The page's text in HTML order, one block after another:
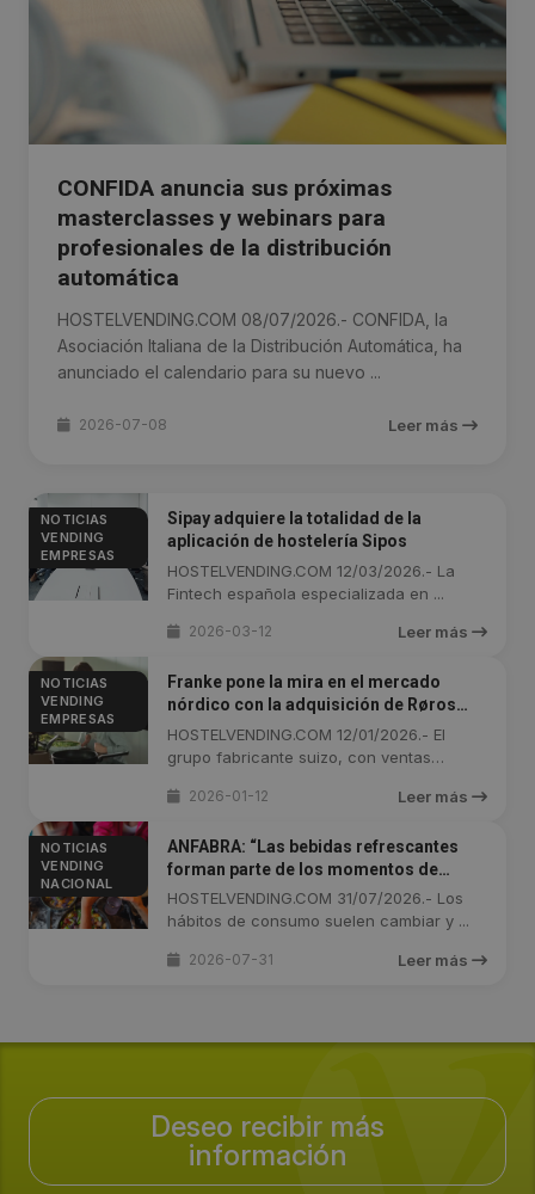
CONFIDA anuncia sus próximas
masterclasses y webinars para
profesionales de la distribución
automática
HOSTELVENDING.COM 08/07/2026.- CONFIDA, la
Asociación Italiana de la Distribución Automática, ha
anunciado el calendario para su nuevo ...
2026-07-08 Leer más
NOTICIAS
VENDING
EMPRESAS
Sipay adquiere la totalidad de la
aplicación de hostelería Sipos
HOSTELVENDING.COM 12/03/2026.- La
Fintech española especializada en ...
2026-03-12 Leer más
NOTICIAS
VENDING
EMPRESAS
Franke pone la mira en el mercado
nórdico con la adquisición de Røros
Metall
HOSTELVENDING.COM 12/01/2026.- El
grupo fabricante suizo, con ventas
2026-01-12 Leer más
NOTICIAS
VENDING
NACIONAL
ANFABRA: “Las bebidas refrescantes
forman parte de los momentos de
disfrute y celebración del 80% de los
españoles en verano”
HOSTELVENDING.COM 31/07/2026.- Los
hábitos de consumo suelen cambiar y ...
2026-07-31 Leer más
Deseo recibir más
información